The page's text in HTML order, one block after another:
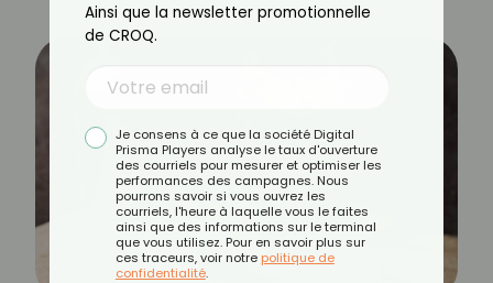
Ainsi que la newsletter promotionnelle
de CROQ.
Je consens à ce que la société Digital
Prisma Players analyse le taux d'ouverture
des courriels pour mesurer et optimiser les
performances des campagnes. Nous
pourrons savoir si vous ouvrez les
courriels, l'heure à laquelle vous le faites
ainsi que des informations sur le terminal
que vous utilisez. Pour en savoir plus sur
ces traceurs, voir notre politique de
confidentialité.